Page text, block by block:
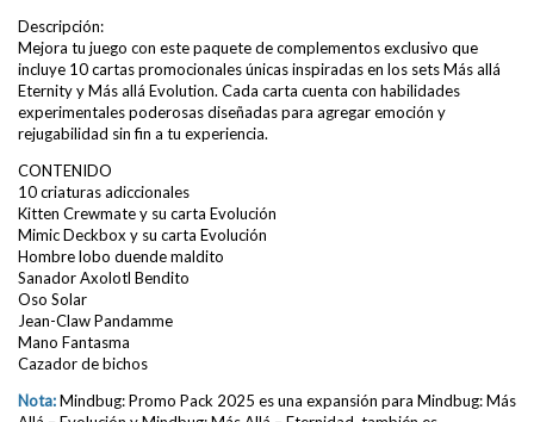
Descripción:
Mejora tu juego con este paquete de complementos exclusivo que
incluye 10 cartas promocionales únicas inspiradas en los sets Más allá
Eternity y Más allá Evolution. Cada carta cuenta con habilidades
experimentales poderosas diseñadas para agregar emoción y
rejugabilidad sin fin a tu experiencia.
CONTENIDO
10 criaturas adiccionales
Kitten Crewmate y su carta Evolución
Mimic Deckbox y su carta Evolución
Hombre lobo duende maldito
Sanador Axolotl Bendito
Oso Solar
Jean-Claw Pandamme
Mano Fantasma
Cazador de bichos
Nota:Mindbug: Promo Pack 2025 es una expansión para Mindbug: Más